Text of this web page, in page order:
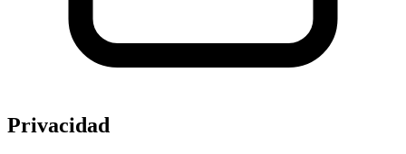
Privacidad